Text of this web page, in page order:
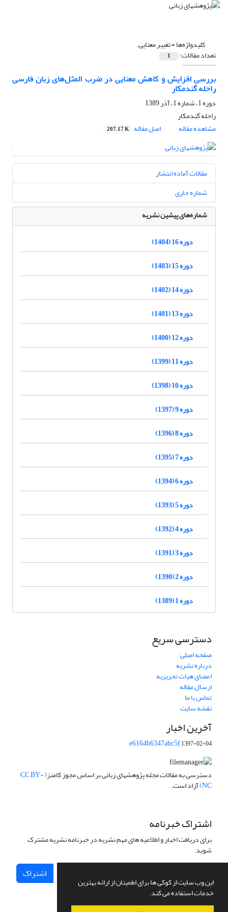
این وب سایت از کوکی ها برای اطمینان از ارائه بهترین
خدمات استفاده می کند.
کلیدواژه‌ها =تغییر معنایی.
تعداد مقالات: 1
بررسی افزایش و کاهش معنایی در ضرب المثل‌های زبان فارسی
راحله گندمکار
دوره 1، شماره 1، آذر 1389
راحله گندمکار
مشاهده مقاله
اصل مقاله 207.17 K
مقالات آماده انتشار
شماره جاری
شماره‌های پیشین نشریه
دوره 16 (1404)
دوره 15 (1403)
دوره 14 (1402)
دوره 13 (1401)
دوره 12 (1400)
دوره 11 (1399)
دوره 10 (1398)
دوره 9 (1397)
دوره 8 (1396)
دوره 7 (1395)
دوره 6 (1394)
دوره 5 (1393)
دوره 4 (1392)
دوره 3 (1391)
دوره 2 (1390)
دوره 1 (1389)
دسترسی سریع
صفحه اصلی
درباره نشریه
اعضای هیات تحریریه
ارسال مقاله
تماس با ما
نقشه سایت
آخرین اخبار
e6164b6347abc5f1397-02-04
دسترسی به مقالات مجله پژوهشهای زبانی بر اساس مجوز کامنز ( CC BY-
NC) آزاد است.
اشتراک خبرنامه
برای دریافت اخبار و اطلاعیه های مهم نشریه در خبرنامه نشریه مشترک
شوید.
اشتراک